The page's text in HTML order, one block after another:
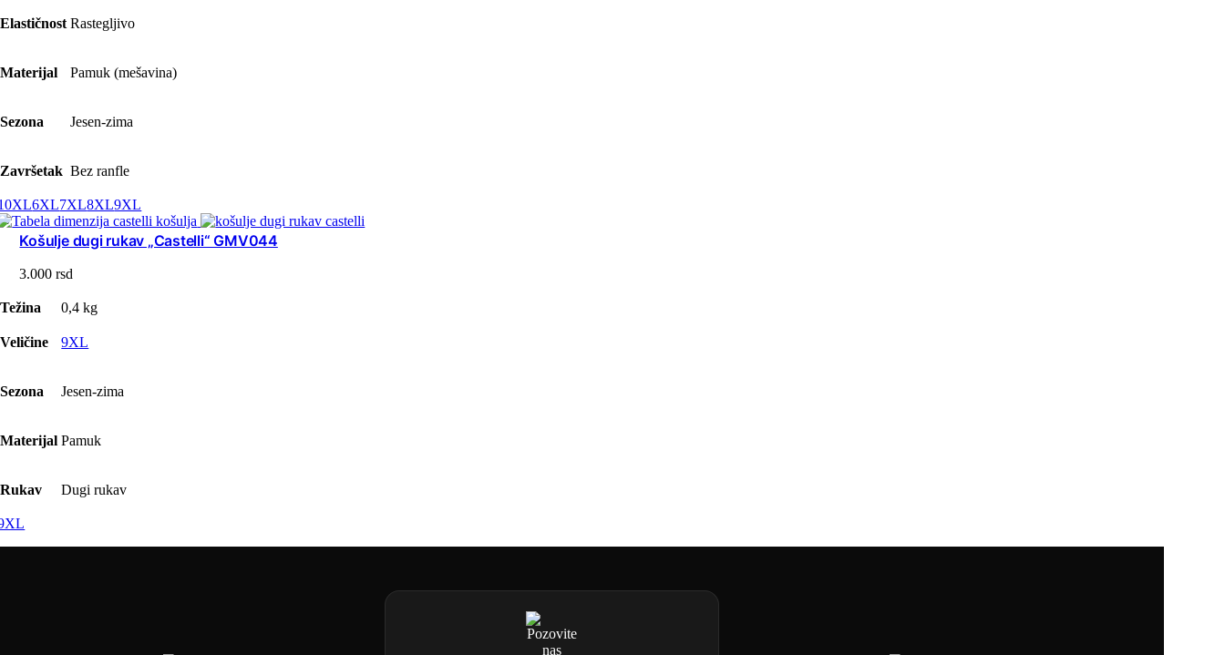
Elastičnost Rastegljivo
Materijal Pamuk (mešavina)
Sezona Jesen-zima
Završetak Bez ranfle
6XL7XL8XL9XL
Košulje dugi rukav „Castelli“ GMV044
3.000rsd
Težina 0,4 kg
Veličine 9XL
Sezona Jesen-zima
Materijal Pamuk
Rukav Dugi rukav